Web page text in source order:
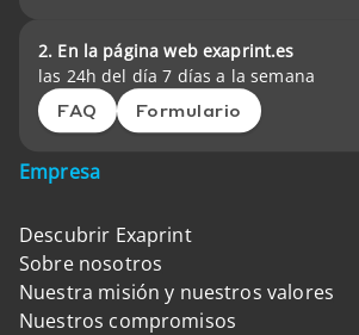
2. En la página web exaprint.es
las 24h del día 7 días a la semana
FAQ Formulario
Empresa
Descubrir Exaprint
Sobre nosotros
Nuestra misión y nuestros valores
Nuestros compromisos